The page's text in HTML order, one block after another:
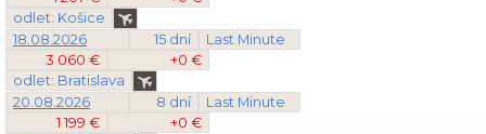
odlet: Košice
18.08.2026
15 dní
Last Minute
3 060 €
+0 €
odlet: Bratislava
20.08.2026
8 dní
Last Minute
1 199 €
+0 €